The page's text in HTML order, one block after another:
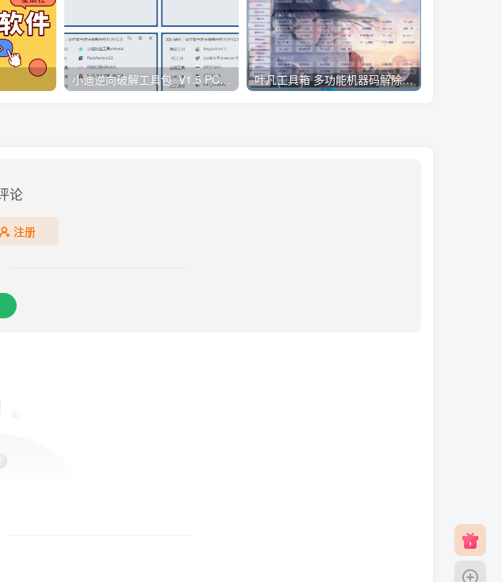
小迪逆向破解工具包_V1.5 PC绿色版 叶凡工具箱 多功能机器码解除工具包_V1.68 PC高级版
论
注册